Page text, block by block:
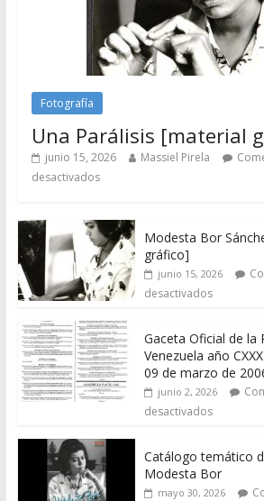
Fotografía
Una Parálisis [material
junio 15, 2026 Massiel Pirela
desactivados
Modesta Bor
gráfico]
junio 15, 2026
desactivados
Gaceta Oficial de la
Venezuela año
09 de marzo de
junio 2, 2026
desactivados
Catálogo temático
Modesta Bor
mayo 30, 2026